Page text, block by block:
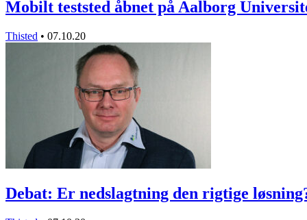
Mobilt teststed åbnet på Aalborg
Thisted • 07.10.20
Debat: Er nedslagtning den rigtige